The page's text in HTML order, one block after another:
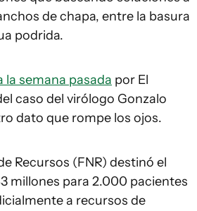
de chapa, entre la basura
podrida.
la semana pasada por El
caso del virólogo Gonzalo
dato que rompe los ojos.
Recursos (FNR) destinó el
millones para 2.000 pacientes
a recursos de